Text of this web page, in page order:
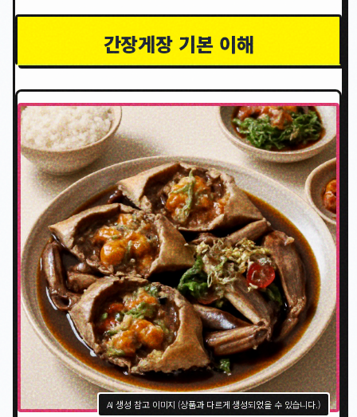
간장게장 기본 이해
AI 생성 참고 이미지 (상품과 다르게 생성되었을 수 있습니다.)